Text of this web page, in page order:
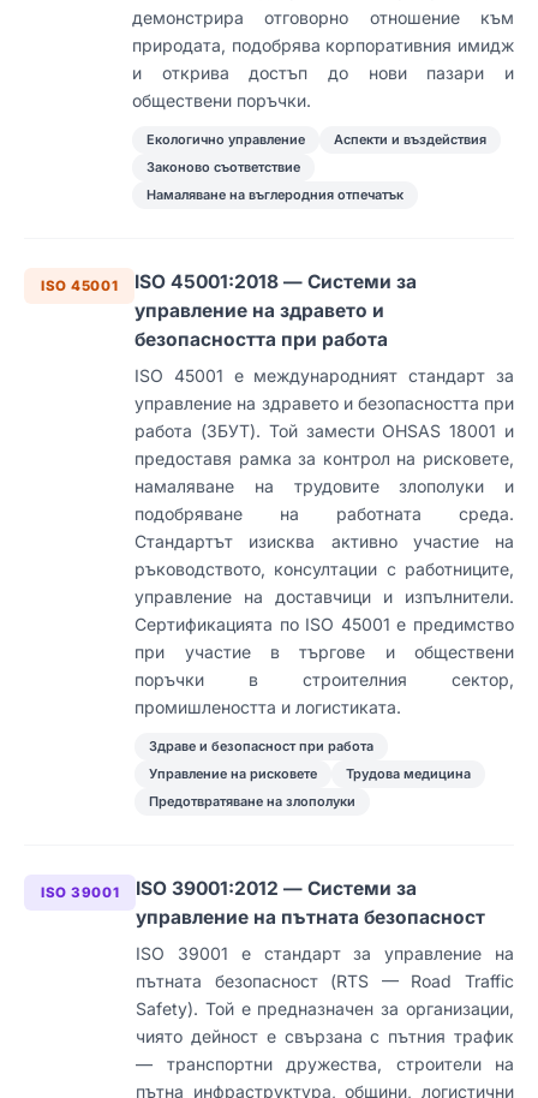
демонстрира отговорно отношение към
природата, подобрява корпоративния имидж
и открива достъп до нови пазари и
обществени поръчки.
Екологично управление
Аспекти и въздействия
Законово съответствие
Намаляване на въглеродния отпечатък
ISO 45001
ISO 45001:2018 — Системи за
управление на здравето и
безопасността при работа
ISO 45001 е международният стандарт за
управление на здравето и безопасността при
работа (ЗБУТ). Той замести OHSAS 18001 и
предоставя рамка за контрол на рисковете,
намаляване на трудовите злополуки и
подобряване на работната среда.
Стандартът изисква активно участие на
ръководството, консултации с работниците,
управление на доставчици и изпълнители.
Сертификацията по ISO 45001 е предимство
при участие в търгове и обществени
поръчки в строителния сектор,
промишлеността и логистиката.
Здраве и безопасност при работа
Управление на рисковете
Трудова медицина
Предотвратяване на злополуки
ISO 39001
ISO 39001:2012 — Системи за
управление на пътната безопасност
ISO 39001 е стандарт за управление на
пътната безопасност (RTS — Road Traffic
Safety). Той е предназначен за организации,
чиято дейност е свързана с пътния трафик
— транспортни дружества, строители на
пътна инфраструктура, общини, логистични